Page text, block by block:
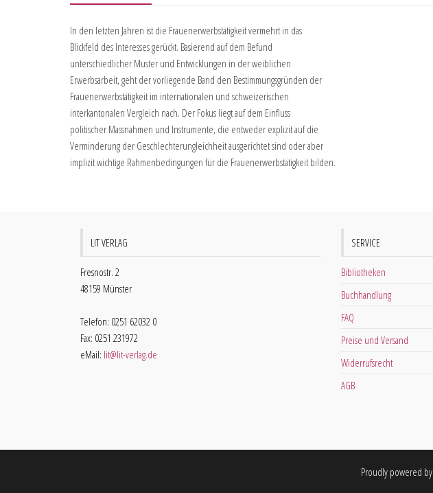
In den letzten Jahren ist die Frauenerwerbstätigkeit vermehrt in das
Blickfeld des Interesses gerückt. Basierend auf dem Befund
unterschiedlicher Muster und Entwicklungen in der weiblichen
Erwerbsarbeit, geht der vorliegende Band den Bestimmungsgründen der
Frauenerwerbstätigkeit im internationalen und schweizerischen
interkantonalen Vergleich nach. Der Fokus liegt auf dem Einfluss
politischer Massnahmen und Instrumente, die entweder explizit auf die
Verminderung der Geschlechterungleichheit ausgerichtet sind oder aber
implizit wichtige Rahmenbedingungen für die Frauenerwerbstätigkeit bilden.
LIT VERLAG
Fresnostr. 2
48159 Münster
Telefon: 0251 62032 0
Fax: 0251 231972
eMail: lit@lit-verlag.de
SERVICE
Bibliotheken
Buchhandlung
FAQ
Preise und Versand
Widerrufsrecht
AGB
Proudly powered by